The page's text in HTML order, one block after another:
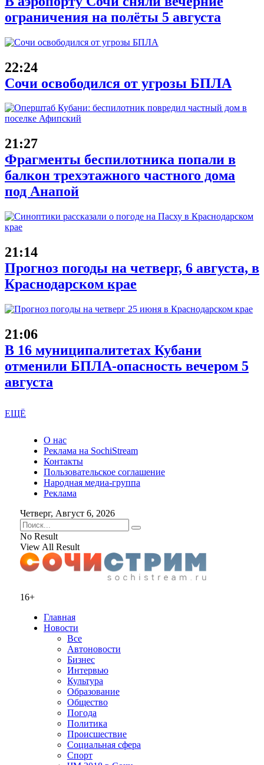
ограничения на полёты 5 августа
22:24
Сочи освободился от угрозы БПЛА
21:27
Фрагменты беспилотника попали в
балкон трехэтажного частного дома
под Анапой
21:14
Прогноз погоды на четверг, 6 августа, в
Краснодарском крае
21:06
В 16 муниципалитетах Кубани
отменили БПЛА-опасность вечером 5
августа
ЕЩЁ
О нас
Реклама на SochiStream
Контакты
Пользовательское соглашение
Народная медиа-группа
Реклама
Четверг, Август 6, 2026
No Result
View All Result
16+
Главная
Новости
Все
Автоновости
Бизнес
Интервью
Культура
Образование
Общество
Погода
Политика
Происшествие
Социальная сфера
Спорт